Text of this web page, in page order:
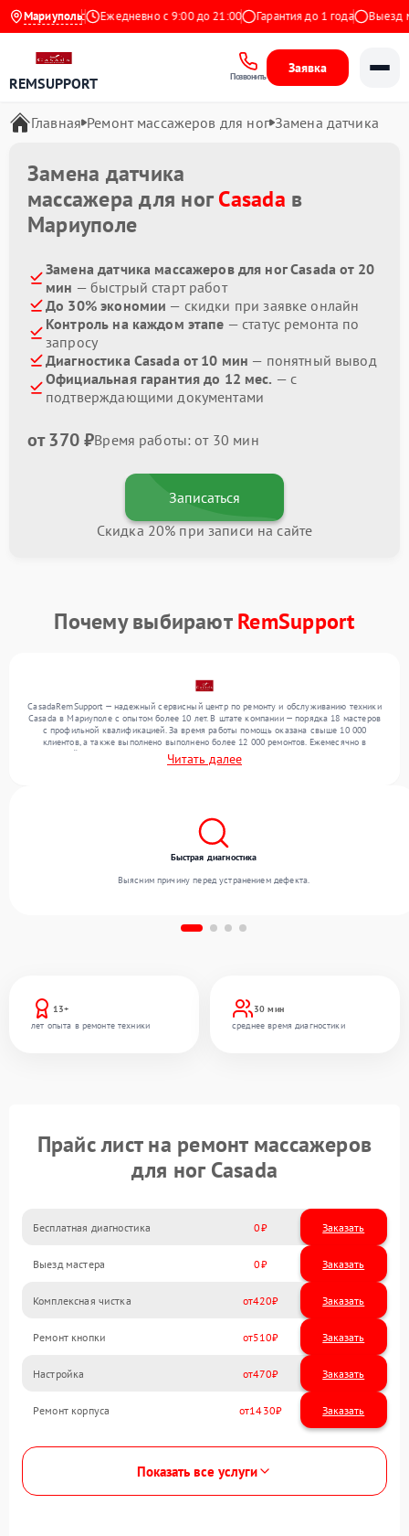
Мариуполь
4.9 на Яндекс Ежедневно с 9:00 до 21:00 Гарантия до 1 года Выезд
REMSUPPORT Позвонить
Заявка
Главная Ремонт массажеров для ног Замена датчика
Замена датчика
массажера для ногCasada в
Мариуполе
Замена датчика массажеров для ног Casada от 20
мин — быстрый старт работ
До 30% экономии — скидки при заявке онлайн
Контроль на каждом этапе — статус ремонта по
запросу
Диагностика Casada от 10 мин — понятный вывод
Официальная гарантия до 12 мес. — с
подтверждающими документами
от 370 ₽Время работы: от 30 мин
Записаться
Скидка 20% при записи на сайте
Почему выбираютRemSupport
CasadaRemSupport — надежный сервисный центр по ремонту и обслуживанию техники
Casada в Мариуполе с опытом более 10 лет. В штате компании — порядка 18 мастеров
с профильной квалификацией. За время работы помощь оказана свыше 10 000
клиентов, а также выполнено выполнено более 12 000 ремонтов. Ежемесячно в
сервисный центр поступает свыше 300 единиц техники, включая , , . Мы работаем с
широким спектром неисправностей и гарантируем высокое качество обслуживания
Читать далее
13+
лет опыта в ремонте техники
30 мин
среднее время диагностики
Быстрая диагностика
Выясним причину перед устранением дефекта.
Прайс лист на ремонт массажеров
для ног Casada
Бесплатная диагностика 0 Заказать
Выезд мастера 0 Заказать
Комплексная чистка 420
Ремонт кнопки 510
Настройка 470
Ремонт корпуса 1430
Показать все услуги